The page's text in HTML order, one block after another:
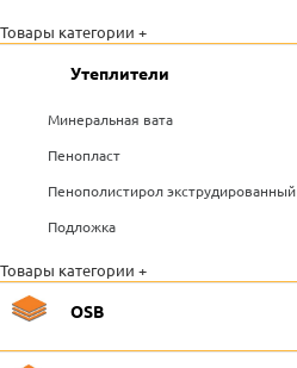
Товары категории +
Утеплители
Минеральная вата
Пенопласт
Пенополистирол экструдированный
Подложка
Товары категории +
OSB